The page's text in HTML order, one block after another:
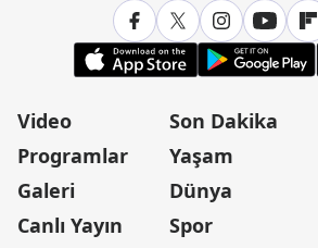
Video
Programlar
Galeri
Canlı Yayın
Son Dakika
Yaşam
Dünya
Spor